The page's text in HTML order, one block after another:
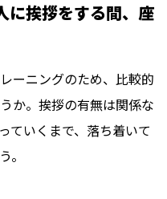
挨拶をする間、座
ーニングのため、比較的
か。挨拶の有無は関係な
ていくまで、落ち着いて
。